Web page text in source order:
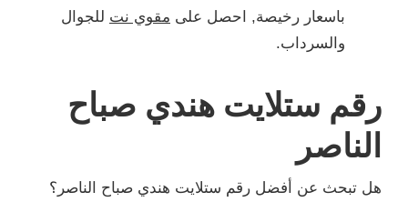
باسعار رخيصة, احصل على مقوي نت للجوال
والسرداب.
رقم ستلايت هندي صباح
الناصر
هل تبحث عن أفضل رقم ستلايت هندي صباح الناصر؟